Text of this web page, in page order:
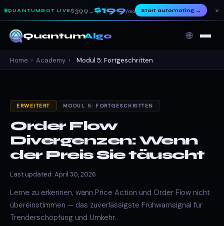
QUANTUMBOT LIVE $399 → $199/mo Start automating→ ×
QuantumAlgo 🌐
Home › Academy › Modul 5: Fortgeschritten
ERWEITERT MODUL 5: FORTGESCHRITTEN
Order Flow
Divergenzen: Wenn
der Preis Sie täuscht
Last updated: April 30, 2026
Lerne zu erkennen, wann Price Action und Order Flow nicht
übereinstimmen — das zuverlässigste Frühwarnsignal für
Trenderschöpfung und Umkehr.